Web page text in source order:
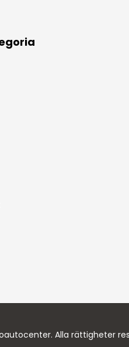
Alla rättigheter